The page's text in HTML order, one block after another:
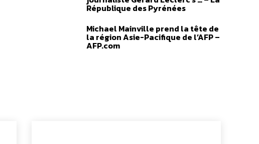
République des Pyrénées
Michael Mainville prend la tête de
la région Asie-Pacifique de l’AFP –
AFP.com